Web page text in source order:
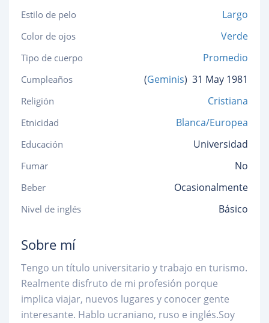
Estilo de pelo Largo
Color de ojos Verde
Tipo de cuerpo Promedio
Cumpleaños (Geminis) 31 May 1981
Religión Cristiana
Etnicidad Blanca/Europea
Educación Universidad
Fumar No
Beber Ocasionalmente
Nivel de inglés Básico
Sobre mí
Tengo un título universitario y trabajo en turismo.
Realmente disfruto de mi profesión porque
implica viajar, nuevos lugares y conocer gente
interesante. Hablo ucraniano, ruso e inglés.Soy